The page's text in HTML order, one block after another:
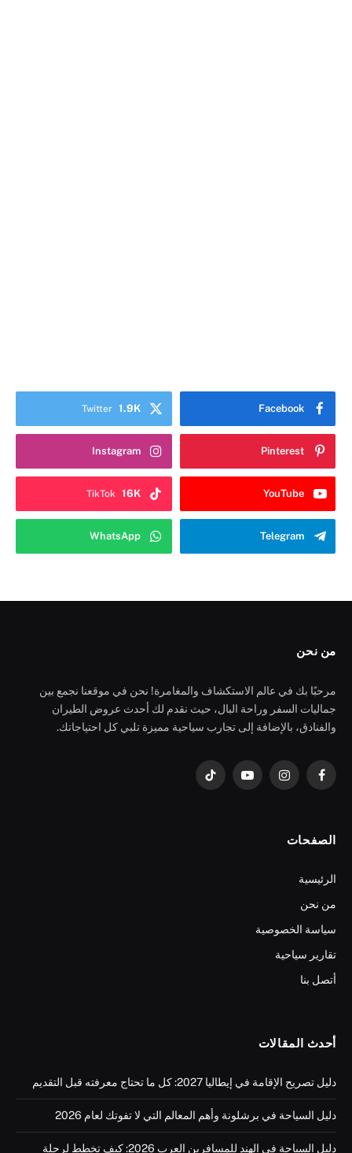
Facebook
Twitter 1.9K
Pinterest
Instagram
YouTube
TikTok 16K
Telegram
WhatsApp
من نحن
مرحبًا بك في عالم الاستكشاف والمغامرة! نحن في موقعنا نجمع بين
جماليات السفر وراحة البال، حيث نقدم لك أحدث عروض الطيران
والفنادق، بالإضافة إلى تجارب سياحية مميزة تلبي كل احتياجاتك.
فيسبوكالانستغراميوتيوب تيكتوك
الصفحات
الرئيسية
من نحن
سياسة الخصوصية
تقارير سياحية
أتصل بنا
أحدث المقالات
دليل تصريح الإقامة في إيطاليا 2027: كل ما تحتاج معرفته قبل التقديم
دليل السياحة في برشلونة وأهم المعالم التي لا تفوتك لعام 2026
دليل السياحة في الهند للمسافرين العرب 2026: كيف تخطط لرحلة